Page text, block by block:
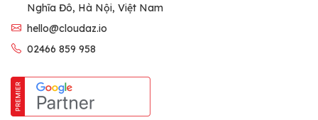
Nghĩa Đô, Hà Nội, Việt Nam
hello@cloudaz.io
02466 859 958